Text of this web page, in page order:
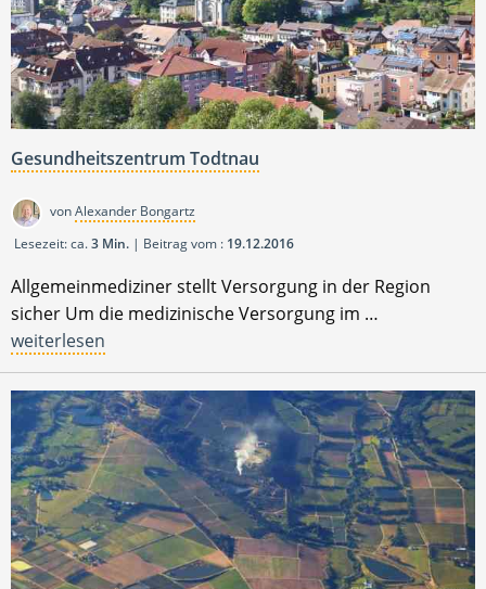
Gesundheitszentrum Todtnau
vonAlexander Bongartz
Lesezeit: ca.3 Min. | Beitrag vom : 19.12.2016
Allgemeinmediziner stellt Versorgung in der Region
sicher Um die medizinische Versorgung im …
weiterlesen